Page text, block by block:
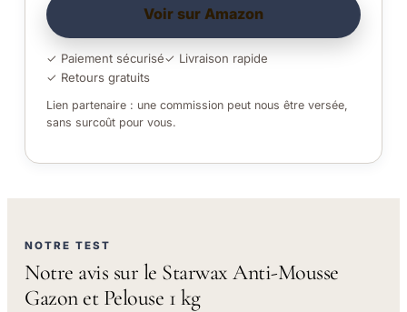
Voir sur Amazon
✓ Paiement sécurisé✓ Livraison rapide
✓ Retours gratuits
Lien partenaire : une commission peut nous être versée,
sans surcoût pour vous.
NOTRE TEST
Notre avis sur le Starwax Anti-Mousse
Gazon et Pelouse 1 kg